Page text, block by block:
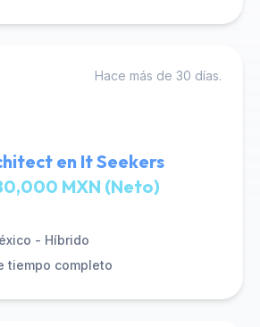
Hace más de 30 días.
en It Seekers
MXN (Neto)
- Híbrido
tiempo completo